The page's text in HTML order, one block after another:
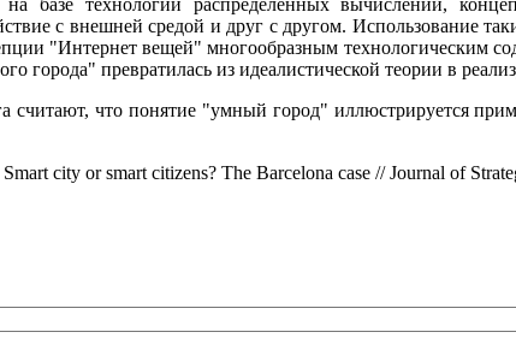
с внешней средой и друг с другом. Использование
"Интернет вещей" многообразным технологическим
города" превратилась из идеалистической теории в
что понятие "умный город" иллюстрируется
city or smart citizens? The Barcelona case // Journal of